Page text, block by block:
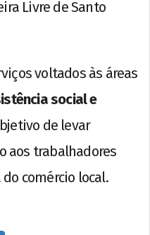
Livre de Santo
voltados às áreas
social e
de levar
aos trabalhadores
comércio local.